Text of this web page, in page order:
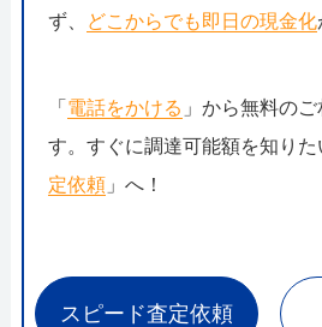
ず、
どこからでも即日の現金化
「 電話をかける 」から無料の
す。すぐに調達可能額を知りた
定依頼」へ！
スピード査定依頼